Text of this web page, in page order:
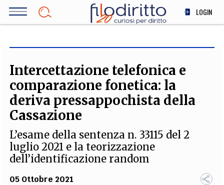
Salta
LOGIN
SOCIETÀ
MEDICINA
SCIENZA
STORIA E FILOSOFIA
ALTRO
Intercettazione telefonica e
comparazione fonetica: la
deriva pressappochista della
Cassazione
L’esame della sentenza n. 33115 del 2
luglio 2021 e la teorizzazione
dell’identificazione random
05 Ottobre 2021